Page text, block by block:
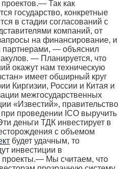
Так как
государство, конкретные
в стадии согласований с
компаний, от
на финансирование, и
партнерами, — объяснил
— Планируется, что
окажут нам техническую
имеет обширный круг
Киргизии, России и Китая и
межгосударственных
«Известий», правительство
проведении ICO выручить
деньги ТДК инвестирует в
с объемом
будет удачным, то
инвестиции в
проекты.— Мы считаем, что